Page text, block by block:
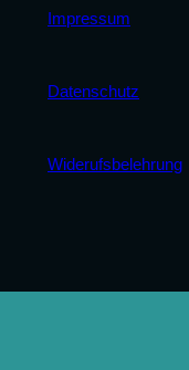
Impressum
Datenschutz
Widerufsbelehrung